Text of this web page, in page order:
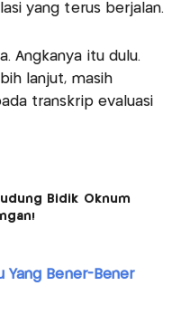
yang terus berjalan.
Angkanya itu dulu.
lanjut, masih
transkrip evaluasi
Bidik Oknum
Yang Bener-Bener